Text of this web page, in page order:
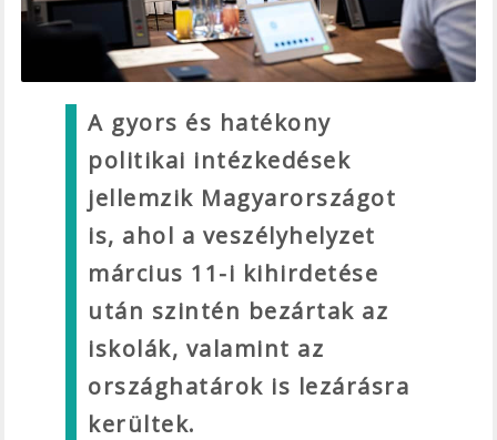
A gyors és hatékony
politikai intézkedések
jellemzik Magyarországot
is, ahol a veszélyhelyzet
március 11-i kihirdetése
után szintén bezártak az
iskolák, valamint az
országhatárok is lezárásra
kerültek.